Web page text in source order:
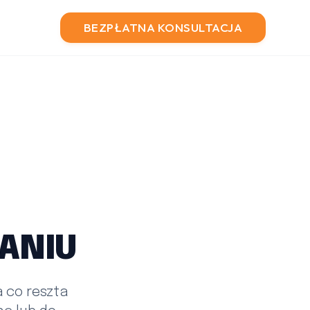
BEZPŁATNA KONSULTACJA
co reszta